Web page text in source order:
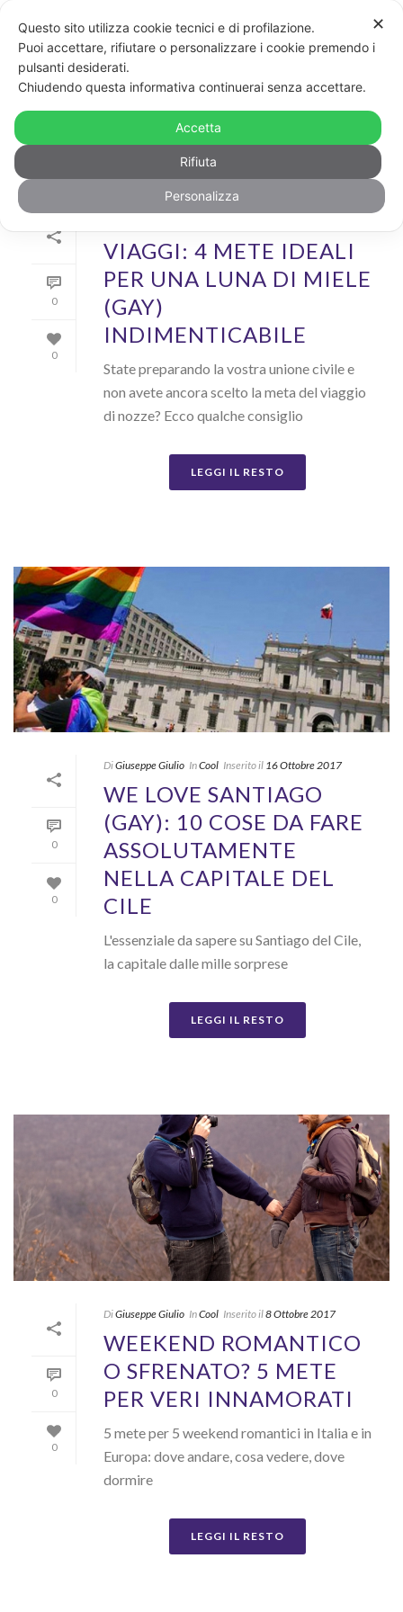
ARCHIVIO
Author Archive for: "giuseppe_giulio"
0
0
VIAGGI: 4 METE IDEALI
PER UNA LUNA DI MIELE
(GAY)
INDIMENTICABILE
State preparando la vostra unione civile e
non avete ancora scelto la meta del viaggio
di nozze? Ecco qualche consiglio
LEGGI IL RESTO
0
0
DiGiuseppe Giulio InCool Inserito il 16 Ottobre 2017
WE LOVE SANTIAGO
(GAY): 10 COSE DA FARE
ASSOLUTAMENTE
NELLA CAPITALE DEL
CILE
L'essenziale da sapere su Santiago del Cile,
la capitale dalle mille sorprese
LEGGI IL RESTO
0
0
DiGiuseppe Giulio InCool Inserito il8 Ottobre 2017
WEEKEND ROMANTICO
O SFRENATO? 5 METE
PER VERI INNAMORATI
5 mete per 5 weekend romantici in Italia e in
Europa: dove andare, cosa vedere, dove
dormire
LEGGI IL RESTO
✕
Questo sito utilizza cookie tecnici e di profilazione.
Puoi accettare, rifiutare o personalizzare i cookie premendo i
pulsanti desiderati.
Chiudendo questa informativa continuerai senza accettare.
Accetta
Rifiuta
Personalizza